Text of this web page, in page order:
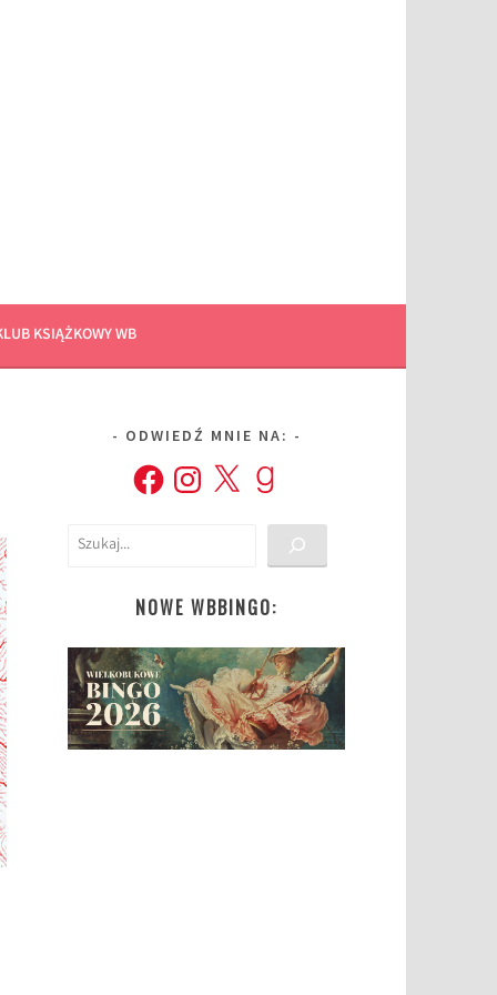
KSIĄŻKOWY WB
ODWIEDŹ MNIE NA:
FacebookInstagram
X Goodreads
Szukaj
NOWE WBBINGO: